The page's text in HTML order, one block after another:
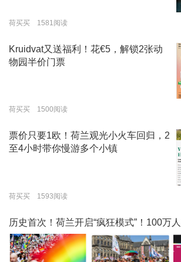
荷买买 1581阅读
Kruidvat又送福利！花€5，解锁2张动
物园半价门票
荷买买 1500阅读
票价只要1欧！荷兰观光小火车回归，2
至4小时带你慢游多个小镇
荷买买 1593阅读
历史首次！荷兰开启“疯狂模式”！100万